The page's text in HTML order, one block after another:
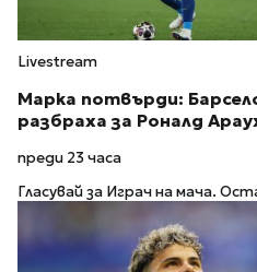
Livestream
Марка потвърди:
разбраха за Роналд
преди 23 часа
Гласувай за Играч на мача.